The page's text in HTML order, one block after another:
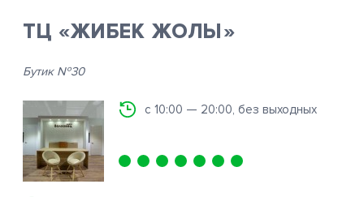
ТЦ «ЖИБЕК ЖОЛЫ»
Бутик №30
с 10:00 — 20:00, без выходных